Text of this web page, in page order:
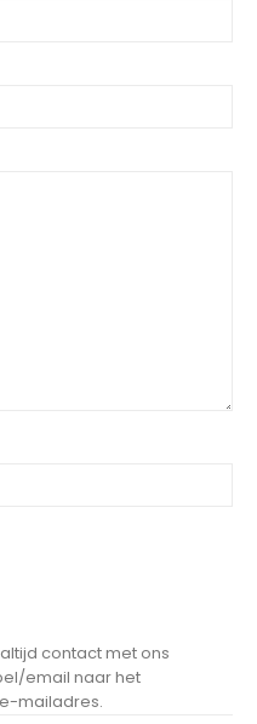
contact met ons
email naar het
mailadres.